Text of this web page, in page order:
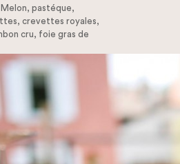
pastéque,
crevettes royales,
cru, foie gras de